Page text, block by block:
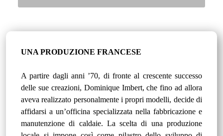
UNA PRODUZIONE FRANCESE
A partire dagli anni ’70, di fronte al crescente successo
delle sue creazioni, Dominique Imbert, che fino ad allora
aveva realizzato personalmente i propri modelli, decide di
affidarsi a un’officina specializzata nella fabbricazione e
manutenzione di caldaie. La scelta di una produzione